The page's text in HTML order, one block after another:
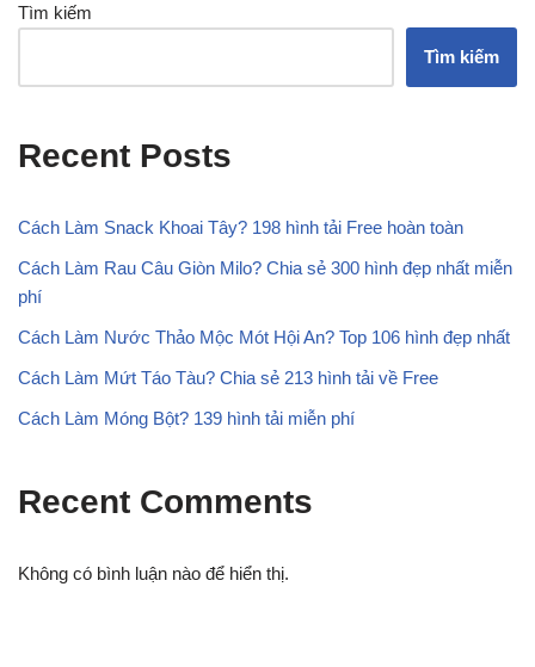
Tìm kiếm
Tìm kiếm
Recent Posts
Cách Làm Snack Khoai Tây? 198 hình tải Free hoàn toàn
Cách Làm Rau Câu Giòn Milo? Chia sẻ 300 hình đẹp nhất miễn
phí
Cách Làm Nước Thảo Mộc Mót Hội An? Top 106 hình đẹp nhất
Cách Làm Mứt Táo Tàu? Chia sẻ 213 hình tải về Free
Cách Làm Móng Bột? 139 hình tải miễn phí
Recent Comments
Không có bình luận nào để hiển thị.